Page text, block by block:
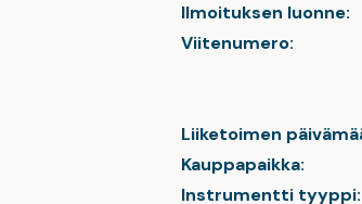
Ilmoituksen luonne:
Viitenumero:
Liiketoimen
Kauppapaikka:
Instrumentti tyyppi: